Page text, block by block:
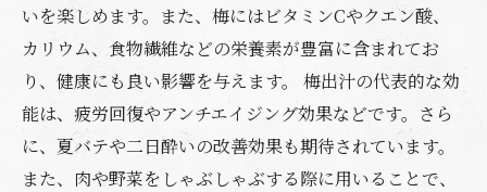
いを楽しめます。また、梅にはビタミンCやクエン酸、
カリウム、食物繊維などの栄養素が豊富に含まれてお
り、健康にも良い影響を与えます。 梅出汁の代表的な効
能は、疲労回復やアンチエイジング効果などです。さら
に、夏バテや二日酔いの改善効果も期待されています。
また、肉や野菜をしゃぶしゃぶする際に用いることで、